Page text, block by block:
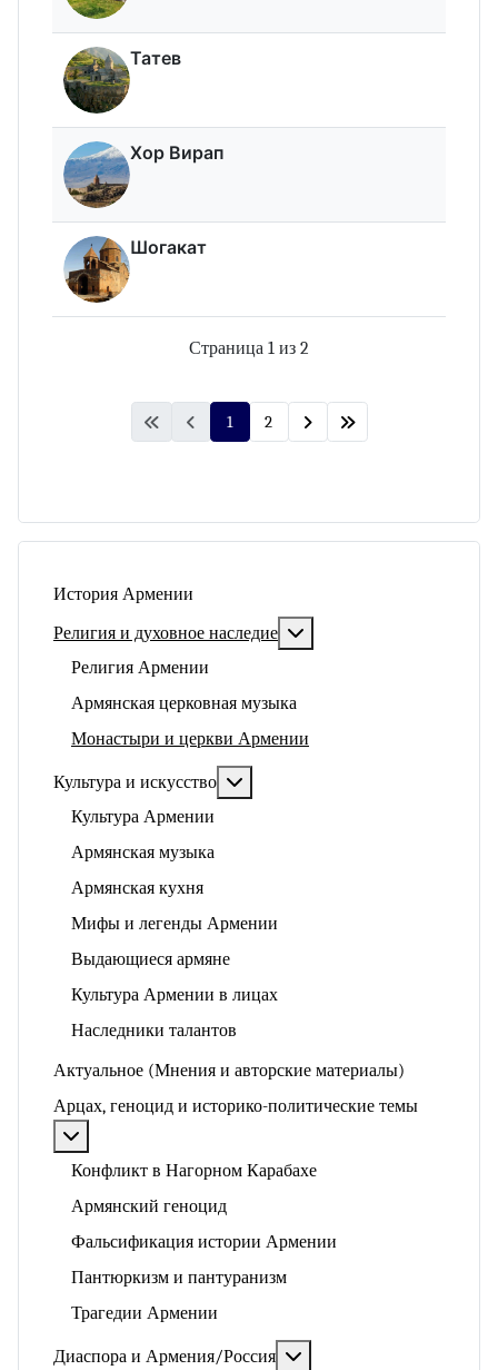
История Армении
Религия и духовное наследие
Религия Армении
Армянская церковная музыка
Монастыри и церкви Армении
Культура и искусство
Культура Армении
Армянская музыка
Армянская кухня
Мифы и легенды Армении
Выдающиеся армяне
Культура Армении в лицах
Наследники талантов
Актуальное (Мнения и авторские материалы)
Арцах, геноцид и историко-политические темы
Конфликт в Нагорном Карабахе
Армянский геноцид
Фальсификация истории Армении
Пантюркизм и пантуранизм
Трагедии Армении
Диаспора и Армения/Россия
Татев
Хор Вирап
Шогакат
Страница 1 из 2
1 2